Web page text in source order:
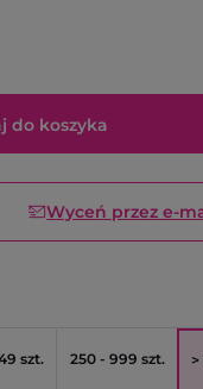
do koszyka
Wyceń przez e-
szt. 250 - 999 szt. >